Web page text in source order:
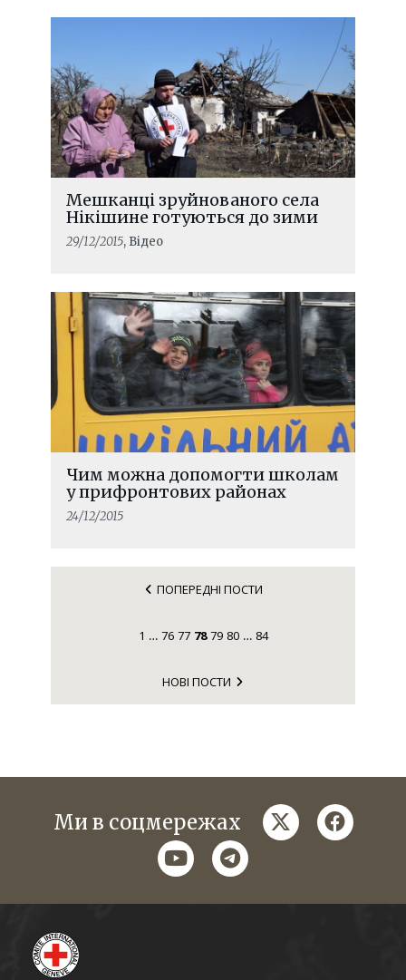
Мешканці зруйнованого села
Нікішине готуються до зими
29/12/2015, Відео
Чим можна допомогти школам
у прифронтових районах
24/12/2015
ПОПЕРЕДНІ ПОСТИ
1 … 76 77 78 79 80 … 84
НОВІ ПОСТИ
Ми в соцмережах twitter
youtubetelegram